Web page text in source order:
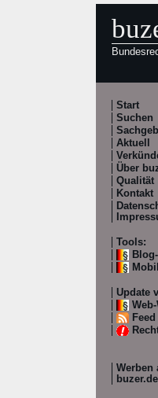
Start
Suchen
Aktuell
Über
Qualität
Kontakt
Tools:
Update
Feed
Werben
buzer.de